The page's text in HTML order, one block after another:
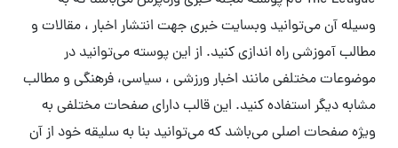
وسیله آن می‌توانید وبسایت خبری جهت انتشار اخبار ، مقالات و
مطالب آموزشی راه اندازی کنید. از این پوسته می‌توانید در
موضوعات مختلفی مانند اخبار ورزشی ، سیاسی، فرهنگی و مطالب
مشابه دیگر استفاده کنید. این قالب دارای صفحات مختلفی به
ویژه صفحات اصلی می‌باشد که می‌توانید بنا به سلیقه خود از آن